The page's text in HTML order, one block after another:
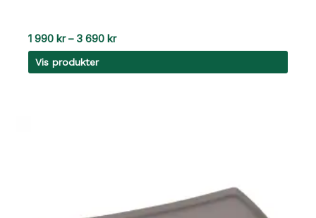
1 990 kr – 3 690 krPrisområde:
1
til
Vis produkter